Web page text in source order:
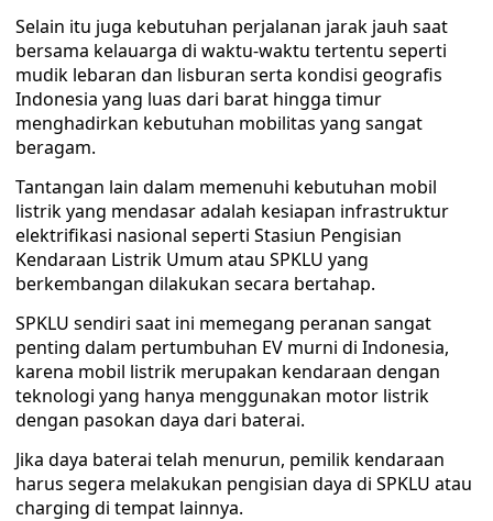
Selain itu juga kebutuhan perjalanan jarak jauh saat
bersama kelauarga di waktu-waktu tertentu seperti
mudik lebaran dan lisburan serta kondisi geografis
Indonesia yang luas dari barat hingga timur
menghadirkan kebutuhan mobilitas yang sangat
beragam.
Tantangan lain dalam memenuhi kebutuhan mobil
listrik yang mendasar adalah kesiapan infrastruktur
elektrifikasi nasional seperti Stasiun Pengisian
Kendaraan Listrik Umum atau SPKLU yang
berkembangan dilakukan secara bertahap.
SPKLU sendiri saat ini memegang peranan sangat
penting dalam pertumbuhan EV murni di Indonesia,
karena mobil listrik merupakan kendaraan dengan
teknologi yang hanya menggunakan motor listrik
dengan pasokan daya dari baterai.
Jika daya baterai telah menurun, pemilik kendaraan
harus segera melakukan pengisian daya di SPKLU atau
charging di tempat lainnya.